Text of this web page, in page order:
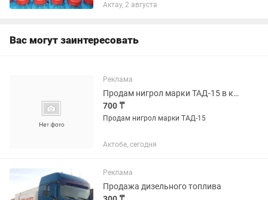
Если не беру трубку, значит занят,
Актау, 2 августа
Вас могут заинтересовать
Реклама
Продам нигрол марки ТАД-15 в количестве 18л
700 ₸
Продам нигрол марки ТАД-15
Актобе, сегодня
Реклама
Продажа дизельного топлива